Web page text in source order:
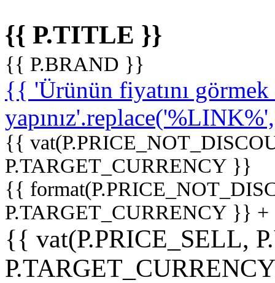
{{ P.TITLE }}
{{ P.BRAND }}
{{ 'Ürünün fiyatını
{{
P.TARGET_CURRENCY }}
{{
P.TARGET_CURRENCY }}
{{ vat(P.PRICE_SELL,